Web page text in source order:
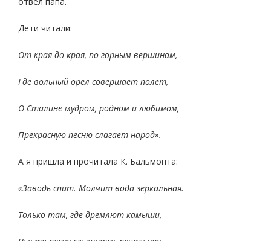
Дети читали:
От края до края, по горным вершинам,
Где вольный орел совершает полет,
О Сталине мудром, родном и любимом,
Прекрасную песню слагает народ».
А я пришла и прочитала К. Бальмонта:
«Заводь спит. Молчит вода зеркальная.
Только там, где дремлют камыши,